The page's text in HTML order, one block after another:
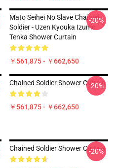
Mato Seihei No Slave Chained
Soldier - Uzen Kyouka Izumo
Tenka Shower Curtain
￥561,875 - ￥662,650
-20%
Chained Soldier Shower Curtain
￥561,875 - ￥662,650
-20%
Chained Soldier Shower Curtain
-20%